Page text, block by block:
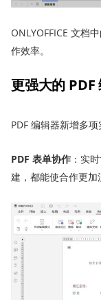
ONLYOFFICE 文档
作效率。
更强大的 PDF
PDF 编辑器新增多
PDF 表单协作 ：实
建，都能使合作更加